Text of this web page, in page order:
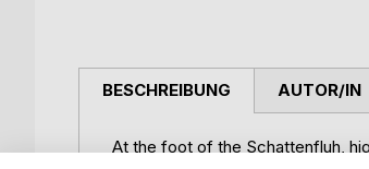
BESCHREIBUNG
At the foot of the Schattenfluh,
AUTOR/IN